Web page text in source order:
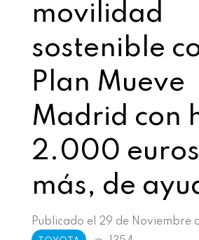
movilidad
sostenible
Plan Mueve
Madrid con
2.000
más, de
Publicado el 29 de Noviembre